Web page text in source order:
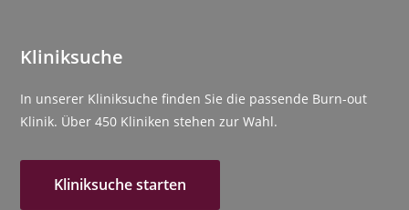
Kliniksuche
In unserer Kliniksuche finden Sie die passende Burn-out
Klinik. Über 450 Kliniken stehen zur Wahl.
Kliniksuche starten